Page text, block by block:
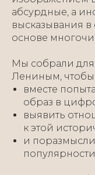
абсурдные, а
высказывания
основе
Мы собрали
Лениным, чтобы:
вместе
образ в
выявить
к этой
и